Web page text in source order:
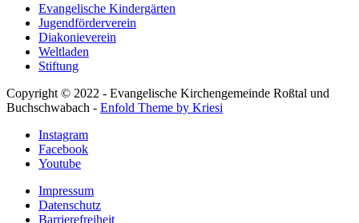
Evangelische Kindergärten
Jugendförderverein
Diakonieverein
Weltladen
Stiftung
Copyright © 2022 - Evangelische Kirchengemeinde Roßtal und
Buchschwabach - Enfold Theme by Kriesi
Instagram
Facebook
Youtube
Impressum
Datenschutz
Barrierefreiheit